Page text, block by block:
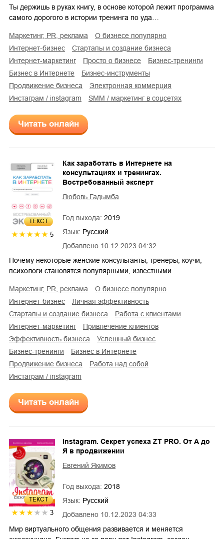
Ты держишь в руках книгу, в основе которой лежит программа
самого дорогого в истории тренинга по уда…
маркетинг, PR, реклама
о бизнесе популярно
интернет-бизнес
стартапы и создание бизнеса
интернет-маркетинг
просто о бизнесе
бизнес-тренинги
бизнес в Интернете
бизнес-инструменты
продвижение бизнеса
электронная коммерция
инстаграм / instagram
SMM / маркетинг в соцсетях
Читать онлайн
ТЕКСТ
5
Добавлено 10.12.2023 04:32
Как заработать в Интернете на
консультациях и тренингах.
Востребованный эксперт
Любовь Гадымба
Год выхода: 2019
Язык: Русский
Почему некоторые женские консультанты, тренеры, коучи,
психологи становятся популярными, известными …
маркетинг, PR, реклама
о бизнесе популярно
интернет-бизнес
личная эффективность
стартапы и создание бизнеса
работа с клиентами
интернет-маркетинг
привлечение клиентов
эффективность бизнеса
успешный бизнес
бизнес-тренинги
бизнес в Интернете
продвижение бизнеса
работа над собой
инстаграм / instagram
Читать онлайн
ТЕКСТ
3 Добавлено 10.12.2023 04:33
Instagram. Секрет успеха ZT PRO. От А до
Я в продвижении
Евгений Якимов
Год выхода: 2018
Язык: Русский
Мир виртуального общения развивается и меняется